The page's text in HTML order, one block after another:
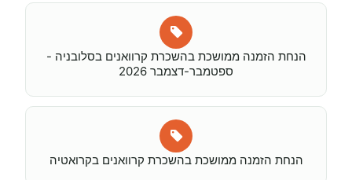
הנחת הזמנה ממושכת בהשכרת קרוואנים בסלובניה -
ספטמבר-דצמבר 2026
הנחת הזמנה ממושכת בהשכרת קרוואנים בקרואטיה